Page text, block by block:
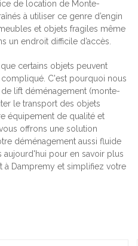
de location de Monte-
à utiliser ce genre d’engin
et objets fragiles même
un endroit difficile d’accès.
certains objets peuvent
C'est pourquoi nous
lift déménagement (monte-
le transport des objets
équipement de qualité et
offrons une solution
déménagement aussi fluide
pour en savoir plus
à Dampremy et simplifiez votre